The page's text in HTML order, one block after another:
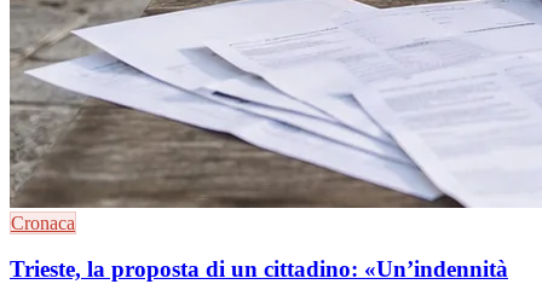
Cronaca
Trieste, la proposta di un cittadino: «Un’indennità